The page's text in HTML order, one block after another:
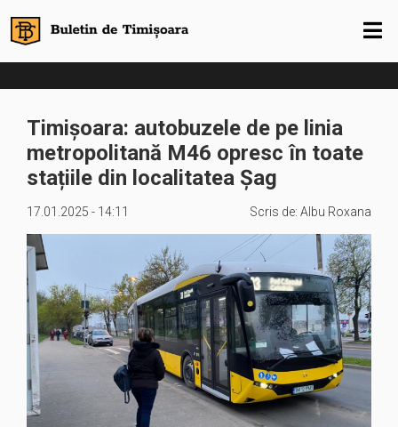
Timișoara: autobuzele de pe linia
metropolitană M46 opresc în toate
stațiile din localitatea Șag
17.01.2025 - 14:11 Scris de: Albu Roxana